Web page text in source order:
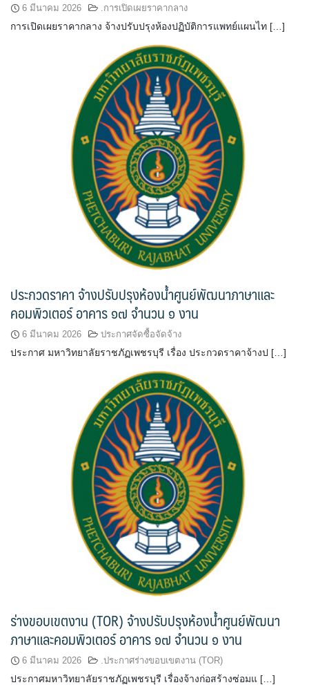
6 มีนาคม 2026 .การเปิดเผยราคากลาง
การเปิดเผยราคากลาง จ้างปรับปรุงห้องปฏิบัติการแพทย์แผนไท […]
ประกวดราคา จ้างปรับปรุงห้องน้ำศูนย์พัฒนาภาษาและ
คอมพิวเตอร์ อาคาร ๑๗ จำนวน ๑ งาน
6 มีนาคม 2026 ประกาศจัดซื้อจัดจ้าง
ประกาศ มหาวิทยาลัยราชภัฏเพชรบุรี เรื่อง ประกวดราคาจ้างป […]
ร่างขอบเขตงาน (TOR) จ้างปรับปรุงห้องน้ำศูนย์พัฒนา
ภาษาและคอมพิวเตอร์ อาคาร ๑๗ จำนวน ๑ งาน
6 มีนาคม 2026 .ประกาศร่างขอบเขตงาน (TOR)
ประกาศมหาวิทยาลัยราชภัฏเพชรบุรี เรื่องจ้างก่อสร้างซ่อมแ […]